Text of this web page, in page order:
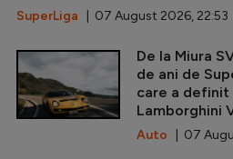
SuperLiga | 07 August 2026, 22:53
De la Miura
de ani de
care a definit
Lamborghini
Auto | 07